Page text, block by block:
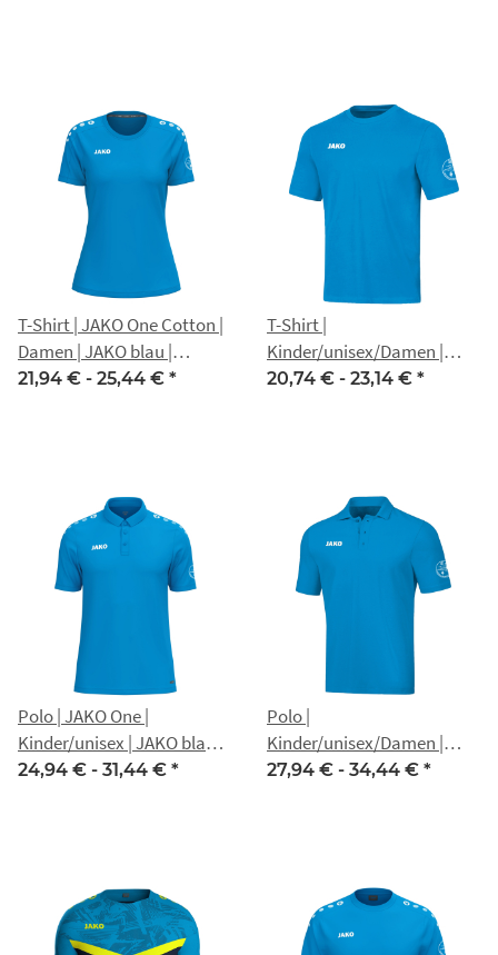
T-Shirt | JAKO One Cotton |
Damen | JAKO blau |
Nippon Gotha
21,94 € - 25,44 € *
T-Shirt |
Kinder/unisex/Damen |
JAKO Base | JAKO blau |
20,74 € - 23,14 € *
Polo | JAKO One |
Kinder/unisex | JAKO blau |
Nippon Gotha
24,94 € - 31,44 € *
Polo |
Kinder/unisex/Damen |
JAKO Base | JAKO blau |
27,94 € - 34,44 € *